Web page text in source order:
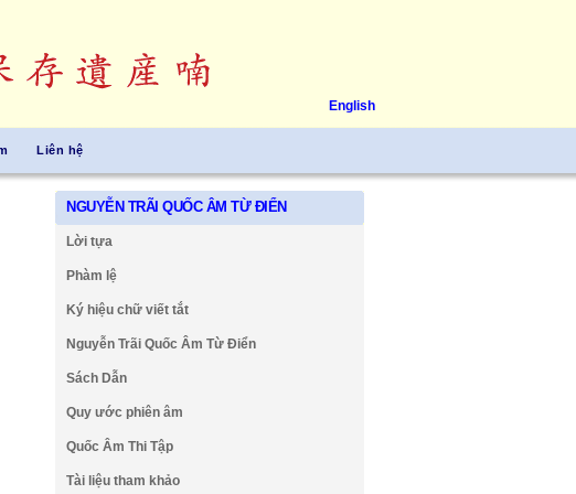
English
Liên hệ
NGUYỄN TRÃI QUỐC ÂM TỪ ĐIỂN
Lời tựa
Phàm lệ
Ký hiệu chữ viết tắt
Nguyễn Trãi Quốc Âm Từ Điển
Sách Dẫn
Quy ước phiên âm
Quốc Âm Thi Tập
Tài liệu tham khảo